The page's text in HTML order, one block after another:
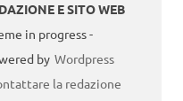
E SITO WEB
in progress -
by Wordpress
la redazione